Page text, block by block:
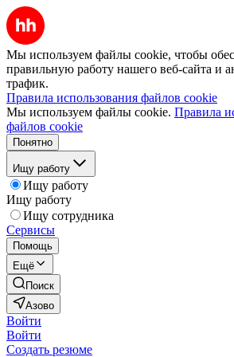
Мы используем файлы cookie, чтобы
правильную работу нашего веб-сайта и
трафик.
Правила использования файлов cookie
Мы используем файлы cookie. Правила
файлов cookie
Понятно
Ищу работу
Ищу работу
Ищу работу
Ищу сотрудника
Сервисы
Помощь
Ещё
Поиск
Азово
Войти
Войти
Создать резюме